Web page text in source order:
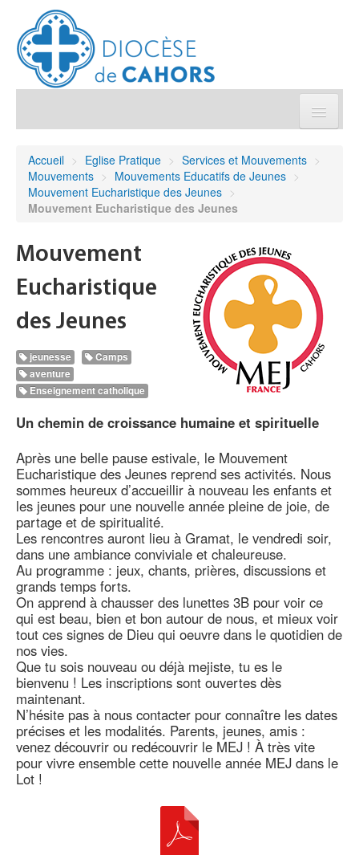
Démarches et sacrements
Agenda diocésain
Je donne
Annuaire/Contact
Accueil > Eglise Pratique > Services et Mouvements >
Mouvements > Mouvements Educatifs de Jeunes >
Mouvement Eucharistique des Jeunes >
Mouvement Eucharistique des Jeunes
Mouvement
Eucharistique
des Jeunes
jeunesse
Camps
aventure
Enseignement catholique
Un chemin de croissance humaine et spirituelle
Après une belle pause estivale, le Mouvement
Eucharistique des Jeunes reprend ses activités. Nous
sommes heureux d’accueillir à nouveau les enfants et
les jeunes pour une nouvelle année pleine de joie, de
partage et de spiritualité.
Les rencontres auront lieu à Gramat, le vendredi soir,
dans une ambiance conviviale et chaleureuse.
Au programme : jeux, chants, prières, discussions et
grands temps forts.
On apprend à chausser des lunettes 3B pour voir ce
qui est beau, bien et bon autour de nous, et mieux voir
tout ces signes de Dieu qui oeuvre dans le quotidien de
nos vies.
Que tu sois nouveau ou déjà mejiste, tu es le
bienvenu ! Les inscriptions sont ouvertes dès
maintenant.
N’hésite pas à nous contacter pour connaître les dates
précises et les modalités. Parents, jeunes, amis :
venez découvrir ou redécouvrir le MEJ ! À très vite
pour vivre ensemble cette nouvelle année MEJ dans le
Lot !